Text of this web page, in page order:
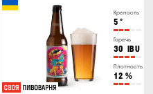
Крепость
5 °
Горечь
30 IBU
Плотность
12 %